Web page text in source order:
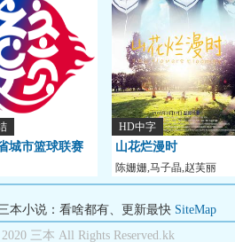
城市篮球联赛
95景德镇
HD中字
山花烂漫时
陈姗姗,马子晶,赵芙丽
本小说：看啥都有、更新最快 SiteMap
三本 All Rights Reserved.kk